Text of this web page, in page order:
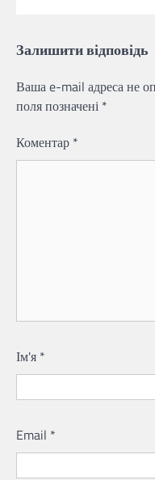
Залишити відповідь
Ваша e-mail адреса не
поля позначені *
Коментар *
Ім'я *
Email *